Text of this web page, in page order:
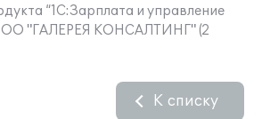
“1С:Зарплата и управление
"ГАЛЕРЕЯ КОНСАЛТИНГ" (2
К списку